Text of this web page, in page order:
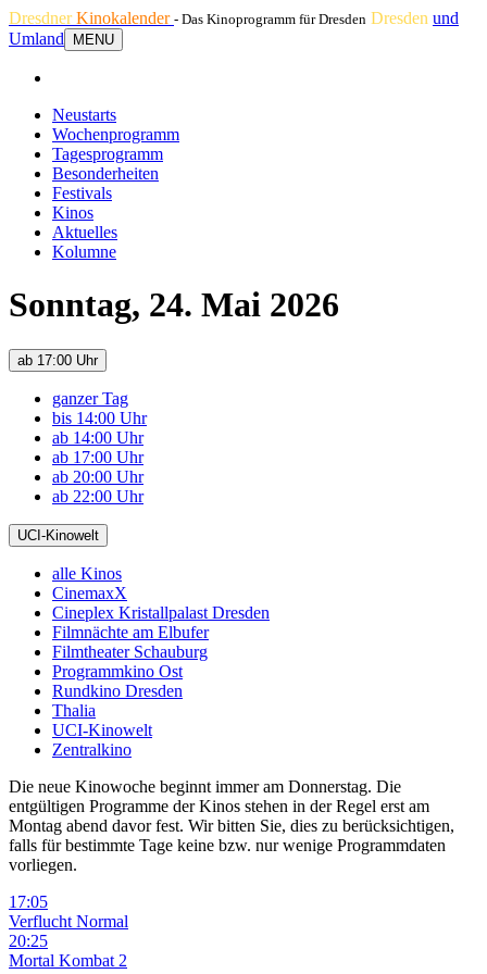
DresdnerKinokalender - Das Kinoprogramm für Dresden Dresden und
Umland
MENU
Neustarts
Wochenprogramm
Tagesprogramm
Besonderheiten
Festivals
Kinos
Aktuelles
Kolumne
Sonntag, 24. Mai 2026
ab 17:00 Uhr
ganzer Tag
bis 14:00 Uhr
ab 14:00 Uhr
ab 17:00 Uhr
ab 20:00 Uhr
ab 22:00 Uhr
UCI-Kinowelt
alle Kinos
CinemaxX
Cineplex Kristallpalast Dresden
Filmnächte am Elbufer
Filmtheater Schauburg
Programmkino Ost
Rundkino Dresden
Thalia
UCI-Kinowelt
Zentralkino
Die neue Kinowoche beginnt immer am Donnerstag. Die
entgültigen Programme der Kinos stehen in der Regel erst am
Montag abend davor fest. Wir bitten Sie, dies zu berücksichtigen,
falls für bestimmte Tage keine bzw. nur wenige Programmdaten
vorliegen.
17:05
Verflucht Normal
20:25
Mortal Kombat 2